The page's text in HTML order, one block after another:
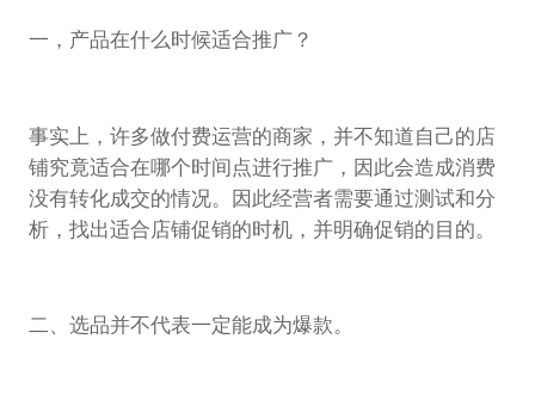
一，产品在什么时候适合推广？
事实上，许多做付费运营的商家，并不知道自己的店
铺究竟适合在哪个时间点进行推广，因此会造成消费
没有转化成交的情况。因此经营者需要通过测试和分
析，找出适合店铺促销的时机，并明确促销的目的。
二、选品并不代表一定能成为爆款。